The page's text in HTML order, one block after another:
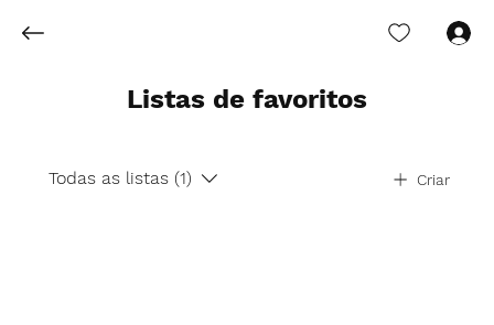
Todas as listas (1) Criar
Login
Listas de favoritos